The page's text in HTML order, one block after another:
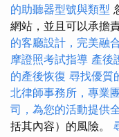
的助聽器型號與類型
網站，並且可以承擔
的客廳設計，完美融
摩證照考試指導 產後
的產後恢復 尋找優質
北律師事務所，專業
司，為您的活動提供
括其內容）的風險。